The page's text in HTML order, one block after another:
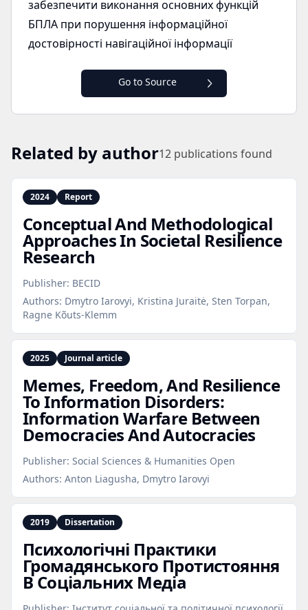
забезпечити виконання основних функцій
БПЛА при порушення інформаційної
достовірності навігаційної інформації
Go to Source
Related by author12 publications found
2024 Report
Conceptual And Methodological
Approaches In Societal Resilience
Research
Publisher: BECID
Authors: Dmytro Iarovyi, Kristina Juraitė, Sten Torpan,
Ragne Kõuts-Klemm
2025 Journal article
Memes, Freedom, And Resilience
To Information Disorders:
Information Warfare Between
Democracies And Autocracies
Publisher: Social Sciences & Humanities Open
Authors: Anton Liagusha, Dmytro Iarovyi
2019 Dissertation
Психологічні Практики
Громадянського Протистояння
В Соціальних Медіа